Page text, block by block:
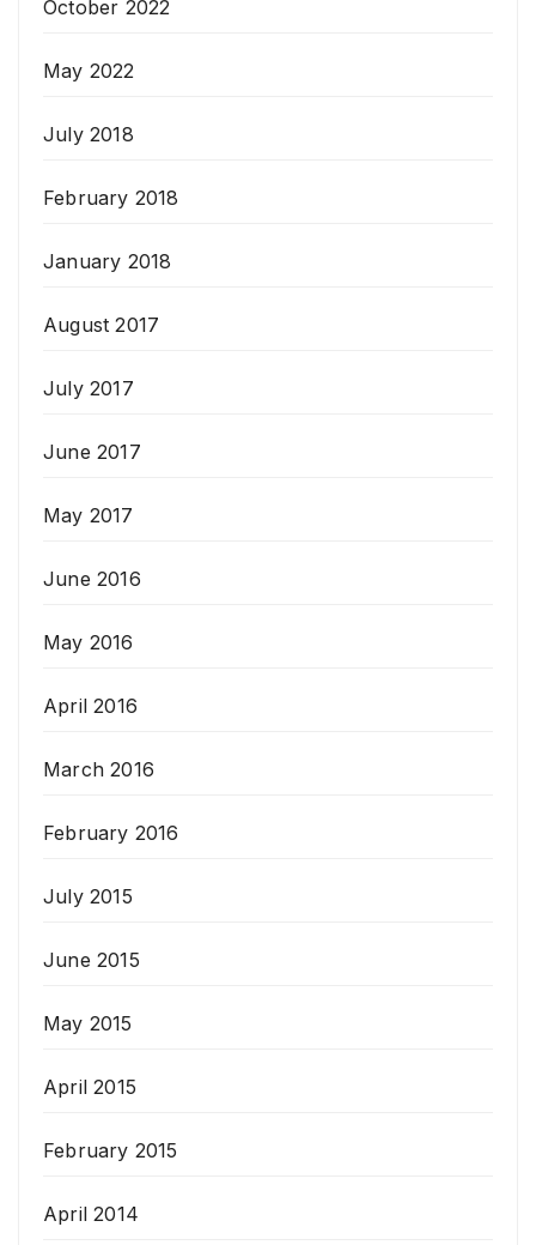
October 2022
May 2022
July 2018
February 2018
January 2018
August 2017
July 2017
June 2017
May 2017
June 2016
May 2016
April 2016
March 2016
February 2016
July 2015
June 2015
May 2015
April 2015
February 2015
April 2014